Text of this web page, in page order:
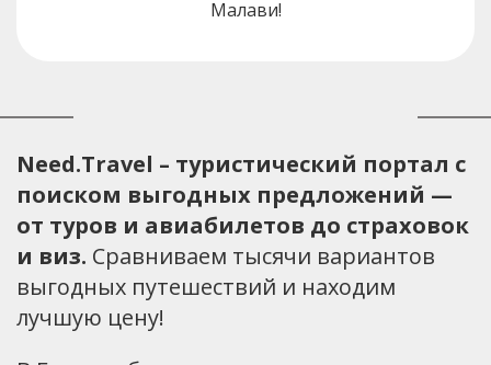
Малави!
Need.Travel – туристический портал с
поиском выгодных предложений —
от туров и авиабилетов до страховок
и виз. Сравниваем тысячи вариантов
выгодных путешествий и находим
лучшую цену!